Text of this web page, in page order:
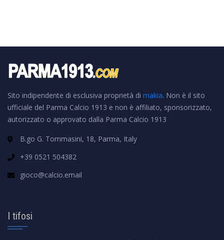
Sito indipendente di esclusiva proprietà di makia. Non è il sito
ufficiale del Parma Calcio 1913 e non è affiliato, sponsorizzato,
autorizzato o approvato dalla Parma Calcio 1913
B.go G. Tommasini, 18, Parma, Italy
+39 0521 504382
gioco@calcio.email
I tifosi